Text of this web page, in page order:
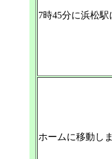
7時45分に浜松
ホームに移動し